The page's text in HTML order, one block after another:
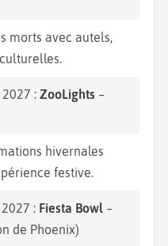
morts avec autels,
: ZooLights –
hivernales
festive.
: Fiesta Bowl –
de Phoenix)